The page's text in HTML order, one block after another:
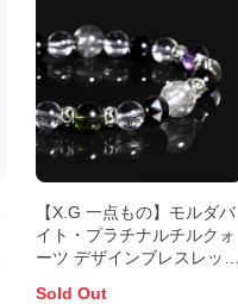
【X.G 一点もの】モルダバ
イト・プラチナルチルクォ
ーツ デザインブレスレット
Sold Out